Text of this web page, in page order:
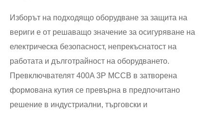
Изборът на подходящо оборудване за защита на
вериги е от решаващо значение за осигуряване на
електрическа безопасност, непрекъснатост на
работата и дълготрайност на оборудването.
Превключвателят 400A 3P MCCB в затворена
формована кутия се превърна в предпочитано
решение в индустриални, търговски и